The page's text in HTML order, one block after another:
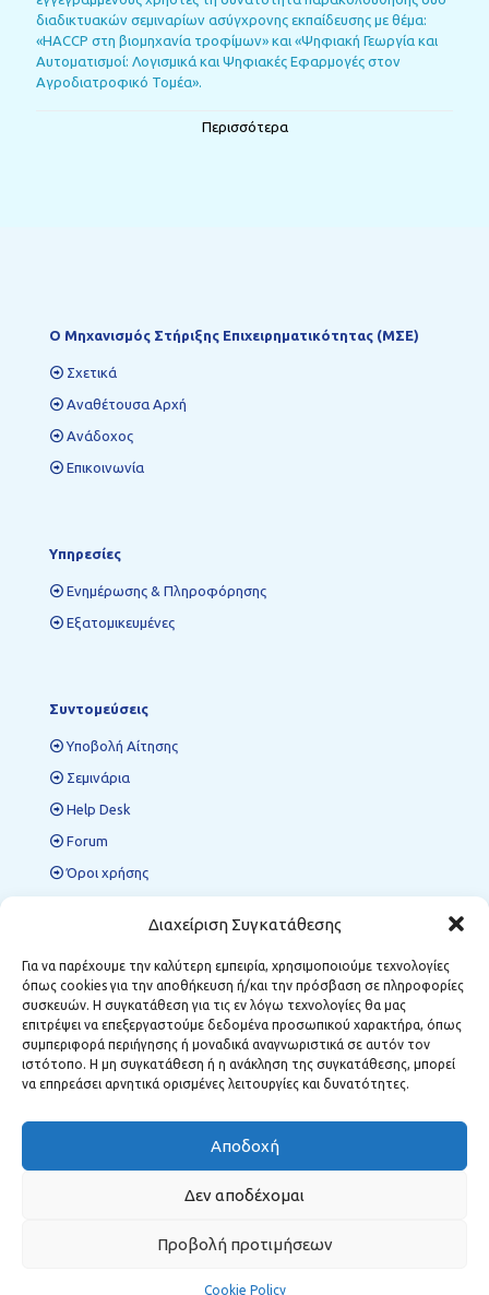
Διαχείριση Συγκατάθεσης
Για να παρέχουμε την καλύτερη εμπειρία, χρησιμοποιούμε τεχνολογίες
όπως cookies για την αποθήκευση ή/και την πρόσβαση σε πληροφορίες
συσκευών. Η συγκατάθεση για τις εν λόγω τεχνολογίες θα μας
επιτρέψει να επεξεργαστούμε δεδομένα προσωπικού χαρακτήρα, όπως
συμπεριφορά περιήγησης ή μοναδικά αναγνωριστικά σε αυτόν τον
ιστότοπο. Η μη συγκατάθεση ή η ανάκληση της συγκατάθεσης, μπορεί
να επηρεάσει αρνητικά ορισμένες λειτουργίες και δυνατότητες.
Αποδοχή
Δεν αποδέχομαι
Προβολή προτιμήσεων
Cookie Policy
διαδικτυακών σεμιναρίων ασύγχρονης εκπαίδευσης με θέμα:
«HACCP στη βιομηχανία τροφίμων» και «Ψηφιακή Γεωργία και
Αυτοματισμοί: Λογισμικά και Ψηφιακές Εφαρμογές στον
Αγροδιατροφικό Τομέα».
Περισσότερα
Ο Mηχανισμός Στήριξης Επιχειρηματικότητας (ΜΣΕ)
Σχετικά
Αναθέτουσα Αρχή
Ανάδοχος
Επικοινωνία
Υπηρεσίες
Ενημέρωσης & Πληροφόρησης
Εξατομικευμένες
Συντομεύσεις
Υποβολή Αίτησης
Σεμινάρια
Help Desk
Forum
Όροι χρήσης
Περιφερειακές Δομές ΜΣΕ
Κοζάνη:Κωστή Παλαμά 12, Τ.Κ. 501 00
Φλώρινα:Δημάρχου Αναστασίου Σούλα 1, Τ.Κ. 531 00
Μεγαλόπολη:Σταθοπούλου 6, Τ.Κ. 222 00